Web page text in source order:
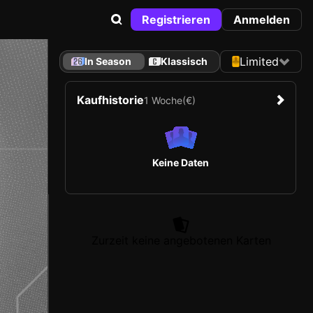
Registrieren Anmelden
In Season Klassisch Limited
Kaufhistorie1 Woche(€)
Keine Daten